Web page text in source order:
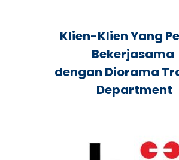
Klien-Klien Yang
Bekerjasama
dengan Diorama
Department